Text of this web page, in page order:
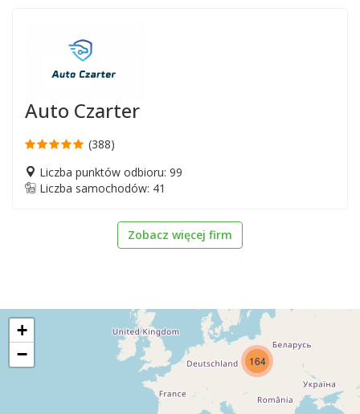
Auto Czarter
(388)
Liczba punktów odbioru: 99
Liczba samochodów: 41
Zobacz więcej firm
164
+
−